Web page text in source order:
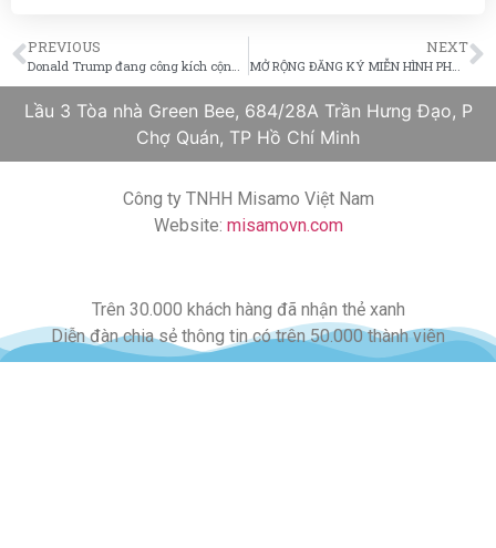
PREVIOUS NEXT
MỞ RỘNG ĐĂNG KÝ MIỄN HÌNH PHẠT LỆNH CẤM NHẬP CẢNH DO CƯ TRÚ BẤT HỢP PHÁP – AI LÀ NGƯỜI ĐƯỢC HƯỞNG?
Lầu 3 Tòa nhà Green Bee, 684/28A Trần Hưng Đạo, P
Chợ Quán, TP Hồ Chí Minh
Công ty TNHH Misamo Việt Nam
Website: misamovn.com
Trên 30.000 khách hàng đã nhận thẻ xanh
Diễn đàn chia sẻ thông tin có trên 50.000 thành viên